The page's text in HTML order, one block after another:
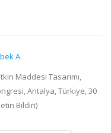
A.
Maddesi Tasarımı,
Antalya, Türkiye, 30
Bildiri)